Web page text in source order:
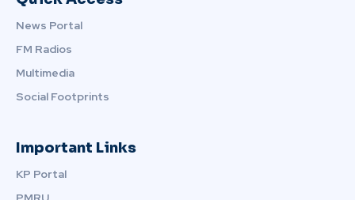
News Portal
FM Radios
Multimedia
Social Footprints
Important Links
KP Portal